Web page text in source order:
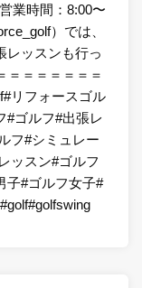
業時間：8:00〜
）では、
レッスンも行っ
＝＝＝＝＝＝
リフォースゴル
#ゴルフ#出張レ
フ#シミュレー
ッスン#ゴルフ
子#ゴルフ女子#